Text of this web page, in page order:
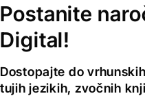
Postanite
Digital!
Dostopajte do
tujih jezikih, zvočnih